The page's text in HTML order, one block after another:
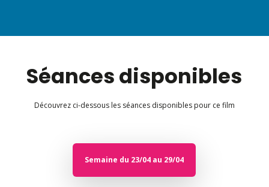
Séances disponibles
Découvrez ci-dessous les séances disponibles pour ce film
Semaine du 23/04 au 29/04